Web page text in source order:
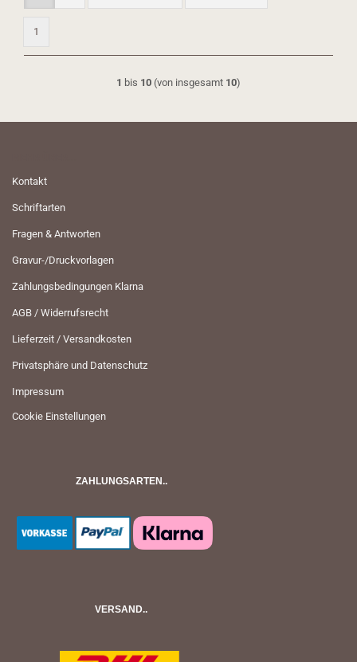
1
1 bis 10 (von insgesamt 10)
Kontakt
Schriftarten
Fragen & Antworten
Gravur-/Druckvorlagen
Zahlungsbedingungen Klarna
AGB / Widerrufsrecht
Lieferzeit / Versandkosten
Privatsphäre und Datenschutz
Impressum
Cookie Einstellungen
ZAHLUNGSARTEN..
VERSAND..